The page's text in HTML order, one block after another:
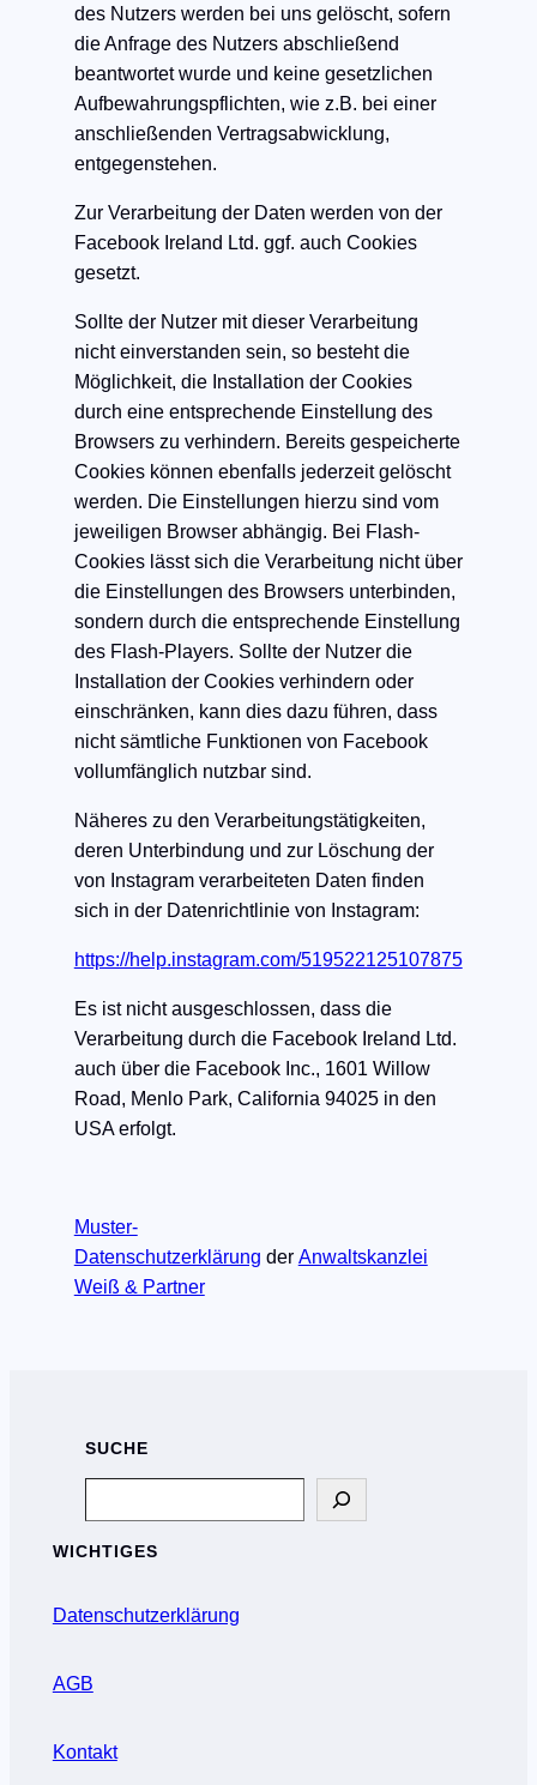
des Nutzers werden bei uns gelöscht, sofern
die Anfrage des Nutzers abschließend
beantwortet wurde und keine gesetzlichen
Aufbewahrungspflichten, wie z.B. bei einer
anschließenden Vertragsabwicklung,
entgegenstehen.
Zur Verarbeitung der Daten werden von der
Facebook Ireland Ltd. ggf. auch Cookies
gesetzt.
Sollte der Nutzer mit dieser Verarbeitung
nicht einverstanden sein, so besteht die
Möglichkeit, die Installation der Cookies
durch eine entsprechende Einstellung des
Browsers zu verhindern. Bereits gespeicherte
Cookies können ebenfalls jederzeit gelöscht
werden. Die Einstellungen hierzu sind vom
jeweiligen Browser abhängig. Bei Flash-
Cookies lässt sich die Verarbeitung nicht über
die Einstellungen des Browsers unterbinden,
sondern durch die entsprechende Einstellung
des Flash-Players. Sollte der Nutzer die
Installation der Cookies verhindern oder
einschränken, kann dies dazu führen, dass
nicht sämtliche Funktionen von Facebook
vollumfänglich nutzbar sind.
Näheres zu den Verarbeitungstätigkeiten,
deren Unterbindung und zur Löschung der
von Instagram verarbeiteten Daten finden
sich in der Datenrichtlinie von Instagram:
https://help.instagram.com/519522125107875
Es ist nicht ausgeschlossen, dass die
Verarbeitung durch die Facebook Ireland Ltd.
auch über die Facebook Inc., 1601 Willow
Road, Menlo Park, California 94025 in den
USA erfolgt.
Muster-
Datenschutzerklärung der Anwaltskanzlei
Weiß & Partner
SUCHE
WICHTIGES
Datenschutzerklärung
AGB
Kontakt